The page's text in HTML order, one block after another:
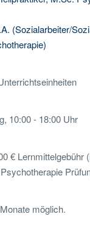
(Sozialarbeiter/
10:00 - 18:00 Uhr
€ Lernmittelgebühr
möglich.